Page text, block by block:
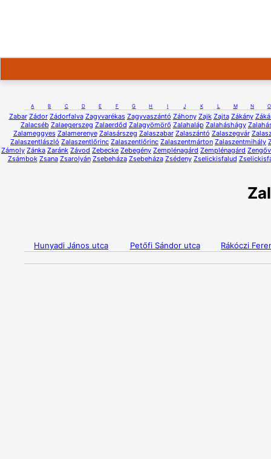
A B C D E F G H I J K L M N O
Zabar Zádor Zádorfalva Zagyvarékas Zagyvaszántó Záhony Zajk Zajta Zákány
Zalacséb Zalaegerszeg Zalaerdőd Zalagyömörő Zalahaláp Zalaháshágy
Zalameggyes Zalamerenye Zalasárszeg Zalaszabar Zalaszántó Zalaszegvár
Zalaszentlászló Zalaszentlőrinc Zalaszentlőrinc Zalaszentmárton Zalaszentmihály
Zámoly Zánka Zaránk Závod Zebecke Zebegény Zemplénagárd Zemplénagárd
Zsámbok Zsana Zsarolyán Zsebeháza Zsebeháza Zsédeny Zselickisfalud
Hunyadi János utca Petőfi Sándor utca Rákóczi